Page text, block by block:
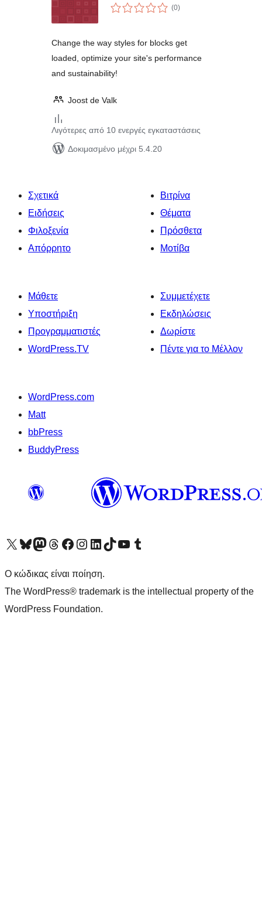
(0αξιολογήσεις
σύνολο
)
Change the way styles for blocks get
loaded, optimize your site's performance
and sustainability!
Joost de Valk
Λιγότερες από 10 ενεργές εγκαταστάσεις
Δοκιμασμένο μέχρι 5.4.20
Σχετικά
Ειδήσεις
Φιλοξενία
Απόρρητο
Βιτρίνα
Θέματα
Πρόσθετα
Μοτίβα
Μάθετε
Υποστήριξη
Προγραμματιστές
WordPress.TV
Συμμετέχετε
Εκδηλώσεις
Δωρίστε
Πέντε για το Μέλλον
WordPress.com
Matt
bbPress
BuddyPress
Visit our X (formerly Twitter) account
Visit our Bluesky account
Επισκεφθείτε τον λογαριασμό μας στο Mastodon
Visit our Threads account
Επισκεφτείτε τη σελίδα μας στο Facebook
Επισκεφθείτε τον λογαριασμό μας Instagram
Επισκεφθείτε τον λογαριασμό μας LinkedIn
Visit our TikTok account
Visit our YouTube channel
Visit our Tumblr account
Ο κώδικας είναι ποίηση.
The WordPress® trademark is the intellectual property of the
WordPress Foundation.